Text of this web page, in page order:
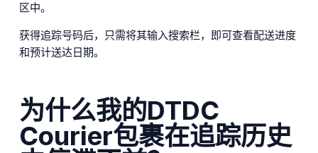
区中。
获得追踪号码后，只需将其输入搜索栏，即可查看配送进度
和预计送达日期。
为什么我的DTDC
Courier包裹在追踪历史